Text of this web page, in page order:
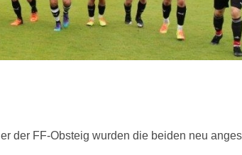
der FF-Obsteig wurden die beiden neu